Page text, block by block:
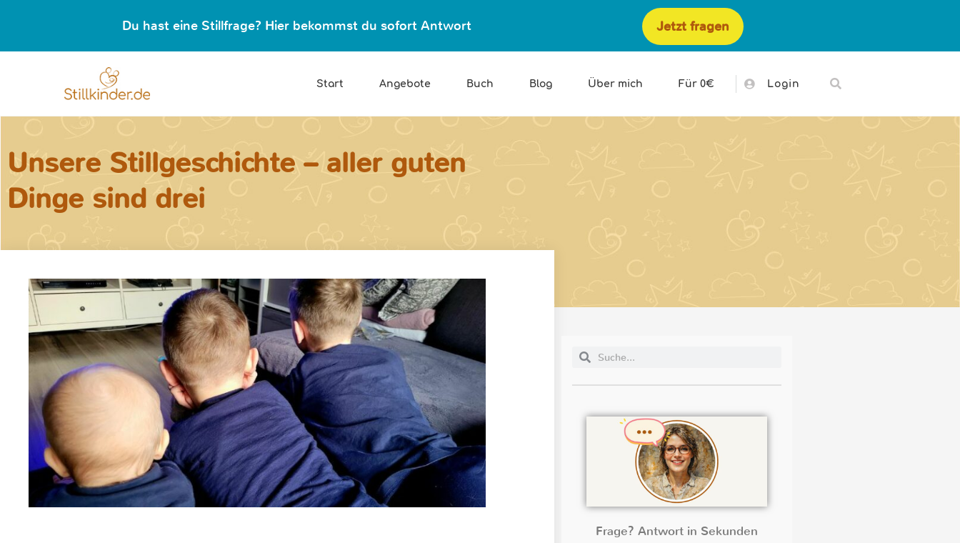
Du hast eine Stillfrage? Hier bekommst du sofort Antwort Jetzt fragen
Start Angebote Buch Blog Über mich Für 0€ Login
Unsere Stillgeschichte – aller guten
Dinge sind drei
Frage? Antwort in Sekunden